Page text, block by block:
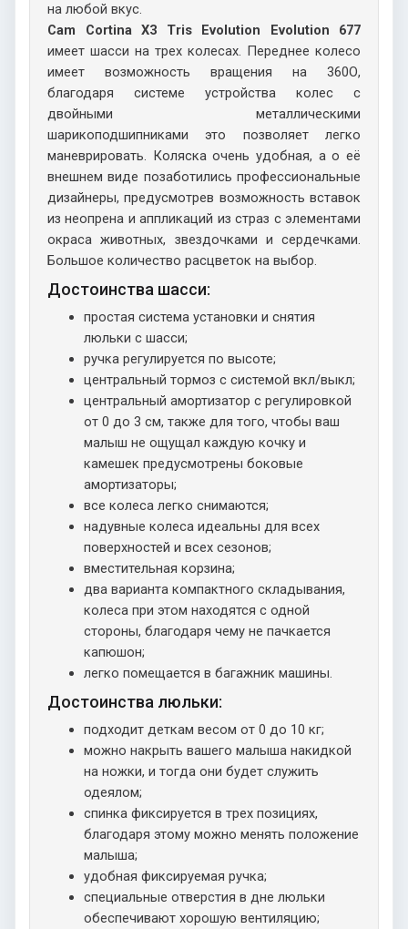
на любой вкус.
Cam Cortina X3 Tris Evolution Evolution 677
имеет шасси на трех колесах. Переднее колесо
имеет возможность вращения на 360О,
благодаря системе устройства колес с
двойными металлическими
шарикоподшипниками это позволяет легко
маневрировать. Коляска очень удобная, а о её
внешнем виде позаботились профессиональные
дизайнеры, предусмотрев возможность вставок
из неопрена и аппликаций из страз с элементами
окраса животных, звездочками и сердечками.
Большое количество расцветок на выбор.
Достоинства шасси:
простая система установки и снятия
люльки с шасси;
ручка регулируется по высоте;
центральный тормоз с системой вкл/выкл;
центральный амортизатор с регулировкой
от 0 до 3 см, также для того, чтобы ваш
малыш не ощущал каждую кочку и
камешек предусмотрены боковые
амортизаторы;
все колеса легко снимаются;
надувные колеса идеальны для всех
поверхностей и всех сезонов;
вместительная корзина;
два варианта компактного складывания,
колеса при этом находятся с одной
стороны, благодаря чему не пачкается
капюшон;
легко помещается в багажник машины.
Достоинства люльки:
подходит деткам весом от 0 до 10 кг;
можно накрыть вашего малыша накидкой
на ножки, и тогда они будет служить
одеялом;
спинка фиксируется в трех позициях,
благодаря этому можно менять положение
малыша;
удобная фиксируемая ручка;
специальные отверстия в дне люльки
обеспечивают хорошую вентиляцию;